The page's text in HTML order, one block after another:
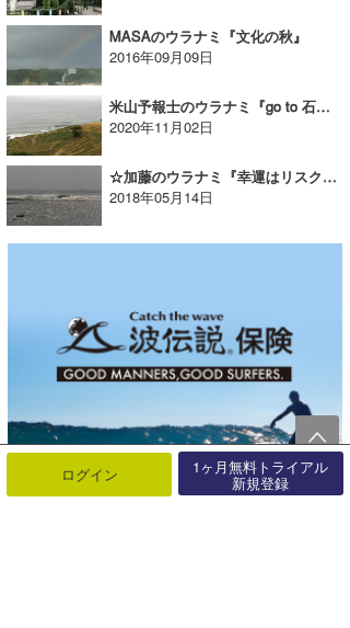
MASAのウラナミ『文化の秋』
2016年09月09日
米山予報士のウラナミ『go to 石川』
2020年11月02日
☆加藤のウラナミ『幸運はリスクのある所にこそある!?』
2018年05月14日
ログイン 1ヶ月無料トライアル
新規登録